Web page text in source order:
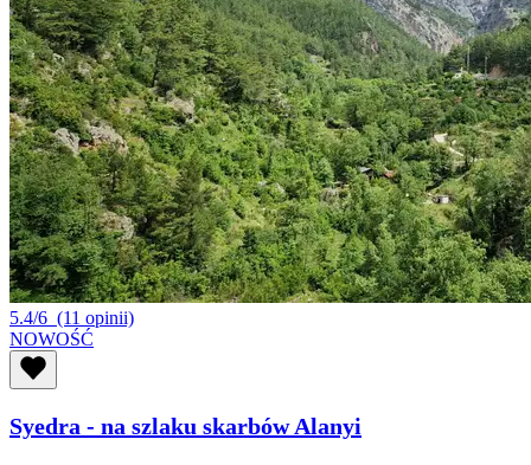
5.4/6 (11 opinii)
NOWOŚĆ
Syedra - na szlaku skarbów Alanyi